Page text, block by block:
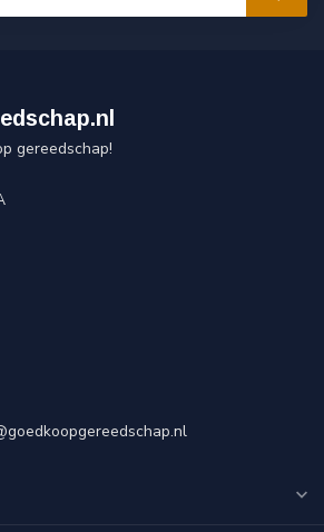
gereedschap!